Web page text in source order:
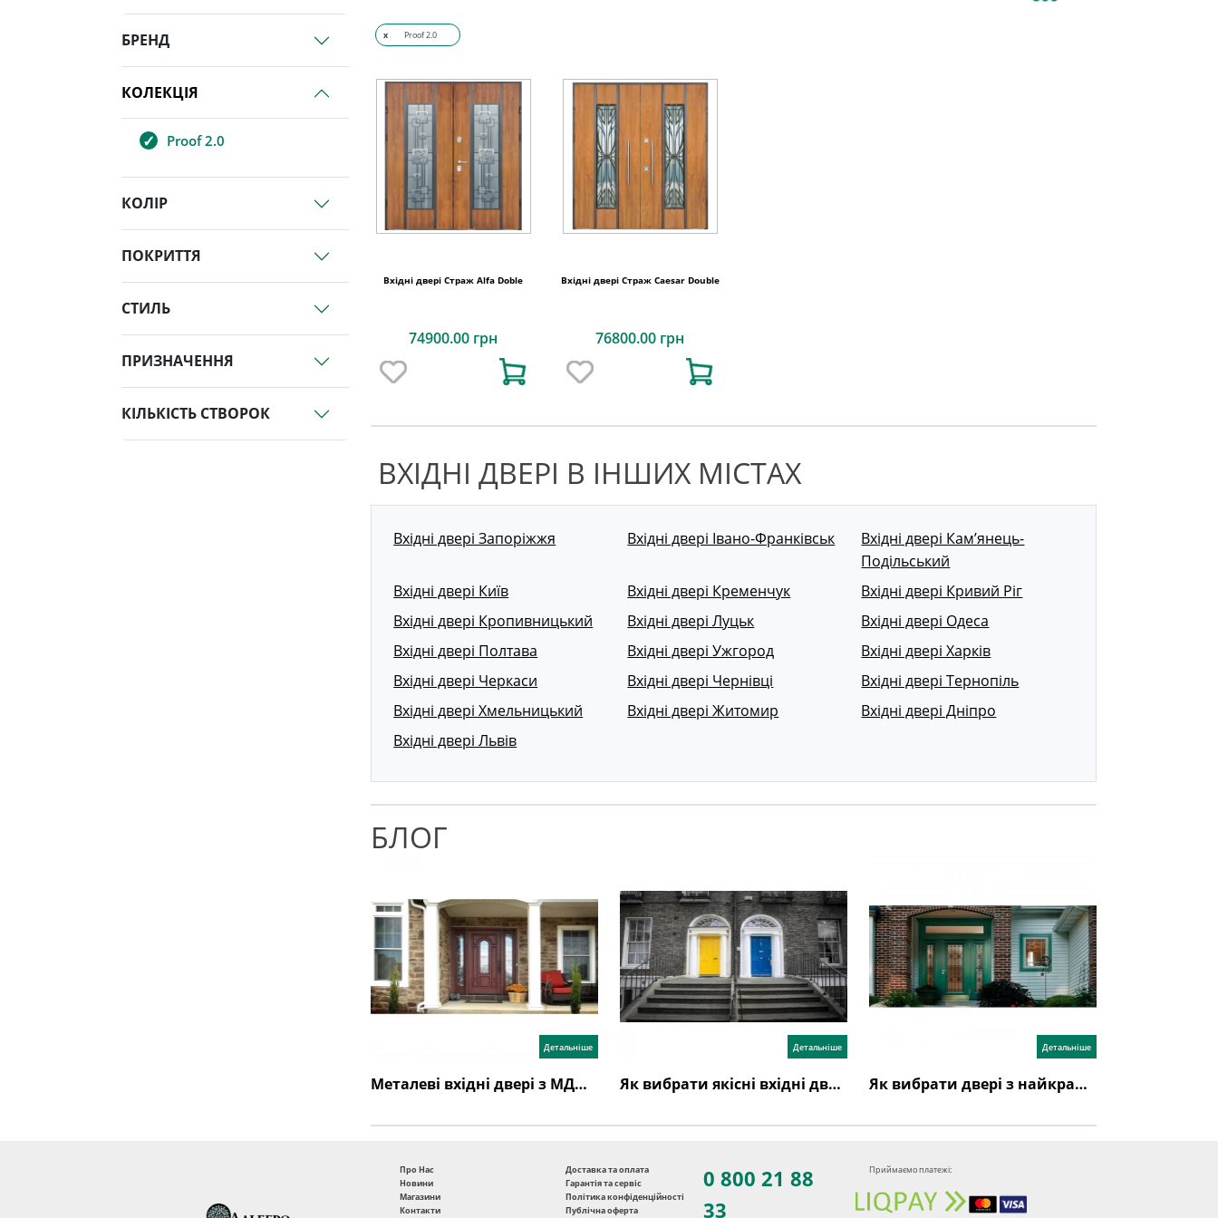
БРЕНД
КОЛЕКЦІЯ
Proof 2.0
КОЛІР
ПОКРИТТЯ
СТИЛЬ
ПРИЗНАЧЕННЯ
КІЛЬКІСТЬ СТВОРОК
x Proof 2.0
Вхідні двері Страж Alfa Doble
74900.00 грн
Вхідні двері Страж Caesar Double
76800.00 грн
ВХІДНІ ДВЕРІ В ІНШИХ МІСТАХ
Вхідні двері Запоріжжя Вхідні двері Івано-Франківськ
Вхідні двері Кам’янець-
Подільський
Вхідні двері Київ
Вхідні двері Кременчук
Вхідні двері Кривий Ріг
Вхідні двері Кропивницький
Вхідні двері Луцьк
Вхідні двері Одеса
Вхідні двері Полтава
Вхідні двері Ужгород
Вхідні двері Харків
Вхідні двері Черкаси
Вхідні двері Чернівці
Вхідні двері Тернопіль
Вхідні двері Хмельницький
Вхідні двері Житомир
Вхідні двері Дніпро
Вхідні двері Львів
БЛОГ
Детальніше
Металеві вхідні двері з МДФ накладками: основні переваги, різновиди. Правила догляду
Детальніше
Як вибрати якісні вхідні двері в приватний будинок та в квартиру?
Детальніше
Як вибрати двері з найкращою шумоізоляцією
Про Нас
Новини
Магазини
Контакти
Доставка та оплата
Гарантія та сервіс
Політика конфіденційності
Публічна оферта
0 800 21 88
33
Приймаємо платежі: